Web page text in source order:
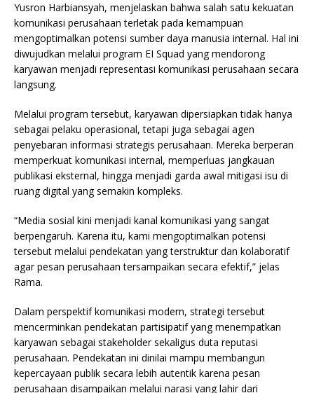
Yusron Harbiansyah, menjelaskan bahwa salah satu kekuatan
komunikasi perusahaan terletak pada kemampuan
mengoptimalkan potensi sumber daya manusia internal. Hal ini
diwujudkan melalui program EI Squad yang mendorong
karyawan menjadi representasi komunikasi perusahaan secara
langsung.
Melalui program tersebut, karyawan dipersiapkan tidak hanya
sebagai pelaku operasional, tetapi juga sebagai agen
penyebaran informasi strategis perusahaan. Mereka berperan
memperkuat komunikasi internal, memperluas jangkauan
publikasi eksternal, hingga menjadi garda awal mitigasi isu di
ruang digital yang semakin kompleks.
“Media sosial kini menjadi kanal komunikasi yang sangat
berpengaruh. Karena itu, kami mengoptimalkan potensi
tersebut melalui pendekatan yang terstruktur dan kolaboratif
agar pesan perusahaan tersampaikan secara efektif,” jelas
Rama.
Dalam perspektif komunikasi modern, strategi tersebut
mencerminkan pendekatan partisipatif yang menempatkan
karyawan sebagai stakeholder sekaligus duta reputasi
perusahaan. Pendekatan ini dinilai mampu membangun
kepercayaan publik secara lebih autentik karena pesan
perusahaan disampaikan melalui narasi yang lahir dari